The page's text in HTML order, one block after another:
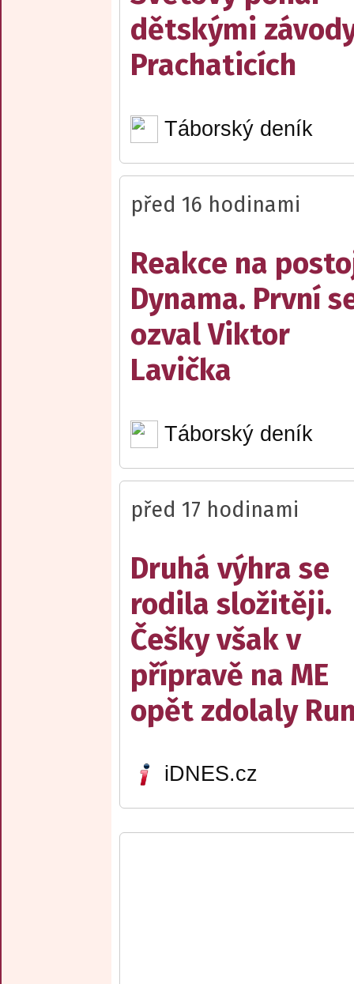
dětskými
Prachaticích
Táborský deník
před 16 hodinami
Reakce na
Dynama. První
ozval Viktor
Lavička
Táborský deník
před 17 hodinami
Druhá výhra se
rodila složitěji.
Češky však v
přípravě na ME
opět zdolaly
iDNES.cz